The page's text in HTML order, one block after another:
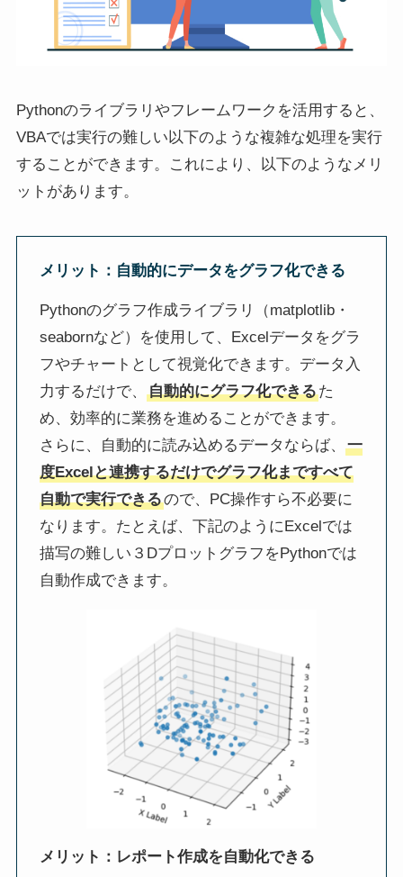
Pythonのライブラリやフレームワークを活用すると、
VBAでは実行の難しい以下のような複雑な処理を実行
することができます。これにより、以下のようなメリ
ットがあります。
メリット ： 自動的にデータをグラフ化できる
Pythonのグラフ作成ライブラリ（matplotlib・
seabornなど）を使用して、Excelデータをグラ
フやチャートとして視覚化できます。データ入
力するだけで、自動的にグラフ化できるた
め、効率的に業務を進めることができます。
さらに、自動的に読み込めるデータならば、一
度Excelと連携するだけでグラフ化まですべて
自動で実行できるので、PC操作すら不必要に
なります。たとえば、下記のようにExcelでは
描写の難しい３DプロットグラフをPythonでは
自動作成できます。
メリット： レポート作成を自動化できる